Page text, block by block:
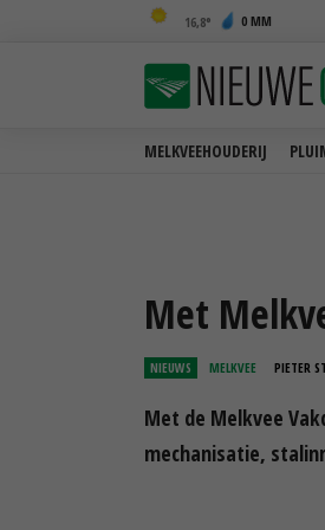
16,8 0 MM
MELKVEEHOUDERIJ
Met
NIEUWS MELKVEE PIETER
Met de Melkvee
mechanisatie,